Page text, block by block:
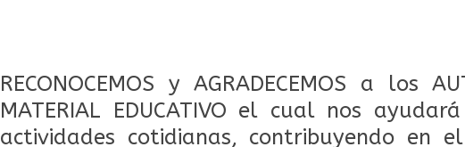
RECONOCEMOS y AGRADECEMOS a los
MATERIAL EDUCATIVO el cual nos
actividades cotidianas, contribuyendo en